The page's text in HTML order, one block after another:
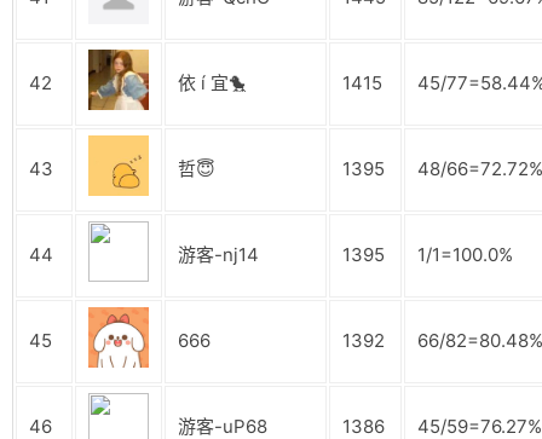
42 依 í 宜🐤 1415 45/
43 哲😇 1395 48/66=72.72%
44 游客-nj14 1395 1/1=100.0%
45 666 1392 66/82=80.48%
46 游客-uP68 1386 45/59=76.27%